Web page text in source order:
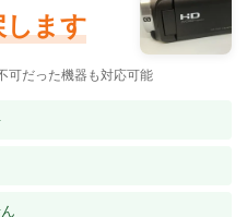
ます
可だった機器も対応可能